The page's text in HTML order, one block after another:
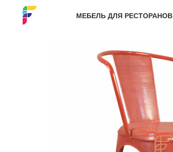
МЕБЕЛЬ ДЛЯ РЕСТОРАНОВ